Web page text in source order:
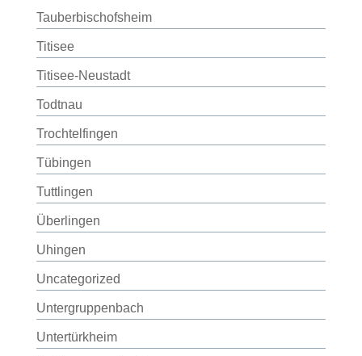
Tauberbischofsheim
Titisee
Titisee-Neustadt
Todtnau
Trochtelfingen
Tübingen
Tuttlingen
Überlingen
Uhingen
Uncategorized
Untergruppenbach
Untertürkheim